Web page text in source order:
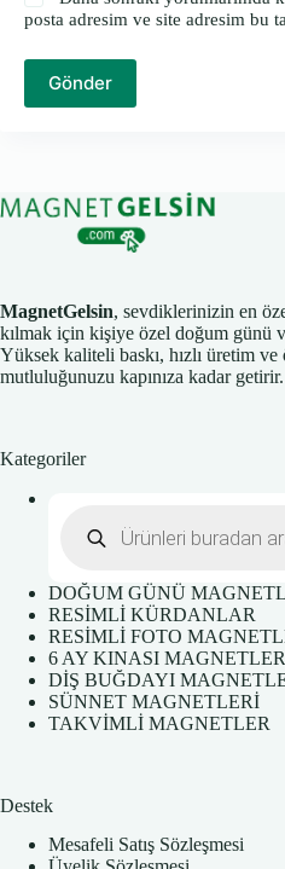
posta adresim ve site adresim bu
Gönder
MagnetGelsin, sevdiklerinizin en
kılmak için kişiye özel doğum günü
Yüksek kaliteli baskı, hızlı üretim
mutluluğunuzu kapınıza kadar getirir.
Kategoriler
search
DOĞUM GÜNÜ
RESİMLİ KÜRDANLAR
RESİMLİ FOTO
6 AY KINASI
DİŞ BUĞDAYI
SÜNNET MAGNETLERİ
TAKVİMLİ MAGNETLER
Destek
Mesafeli Satış Sözleşmesi